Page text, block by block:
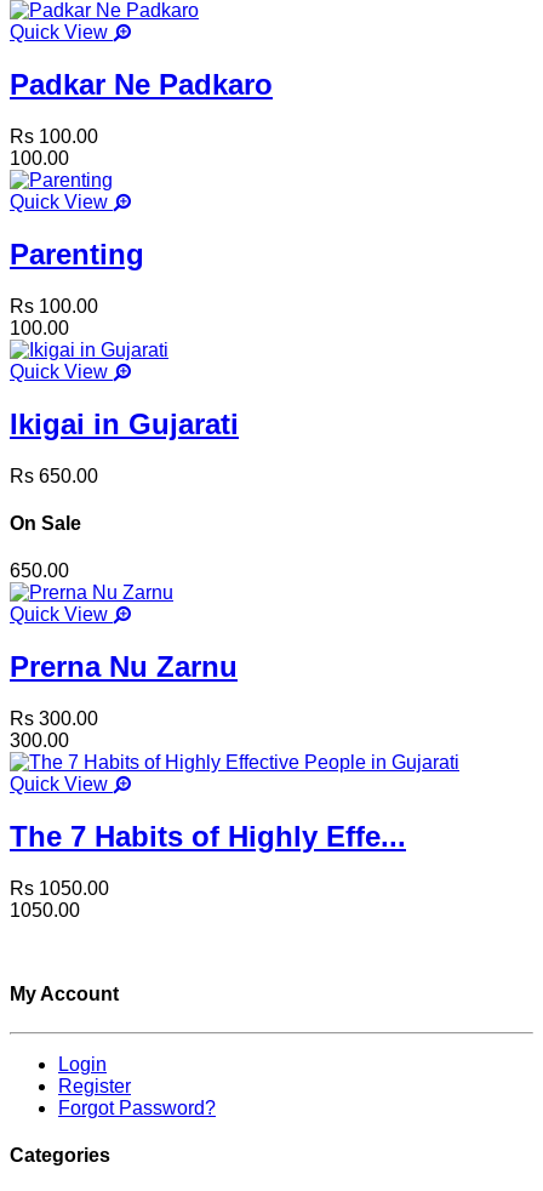
Quick View
Padkar Ne Padkaro
Rs 100.00
100.00
Quick View
Parenting
Rs 100.00
100.00
Quick View
Ikigai in Gujarati
Rs 650.00
On Sale
650.00
Quick View
Prerna Nu Zarnu
Rs 300.00
300.00
Quick View
The 7 Habits of Highly Effe...
Rs 1050.00
1050.00
My Account
Login
Register
Forgot Password?
Categories